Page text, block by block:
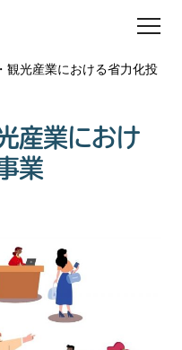
観光産業における省力化投
産業におけ
業